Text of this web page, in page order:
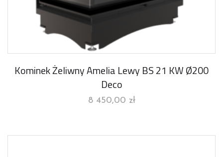
Kominek Żeliwny Amelia Lewy BS 21 KW Ø200
Deco
8 450,00 zł